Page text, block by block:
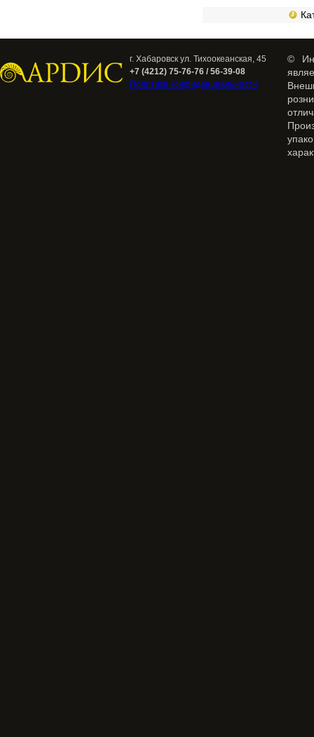
г. Хабаровск ул. Тихоокеанская, 45
+7 (4212) 75-76-76 / 56-39-08
Политика конфиденциальности
©